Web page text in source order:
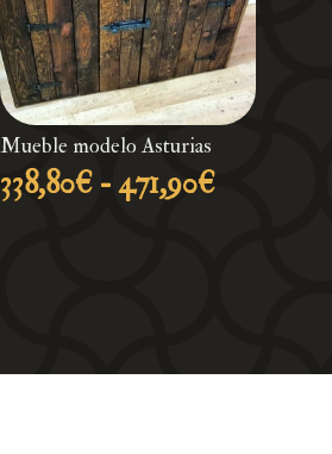
Mueble modelo Asturias
338,80€ -471,90€Rango
471,90€